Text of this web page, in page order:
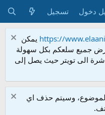
دخول تسجيل
https:// يمكن
جميع سلعكم بكل سهولة
الى تويتر حيث يصل إلى
وسيتم حذف اي